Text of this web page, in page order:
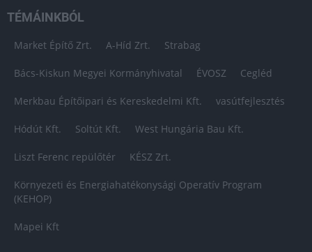
TÉMÁINKBÓL
Market Építő Zrt. A-Híd Zrt. Strabag
Bács-Kiskun Megyei Kormányhivatal ÉVOSZ Cegléd
Merkbau Építőipari és Kereskedelmi Kft. vasútfejlesztés
Hódút Kft. Soltút Kft. West Hungária Bau Kft.
Liszt Ferenc repülőtér KÉSZ Zrt.
Környezeti és Energiahatékonysági Operatív Program
(KEHOP)
Mapei Kft